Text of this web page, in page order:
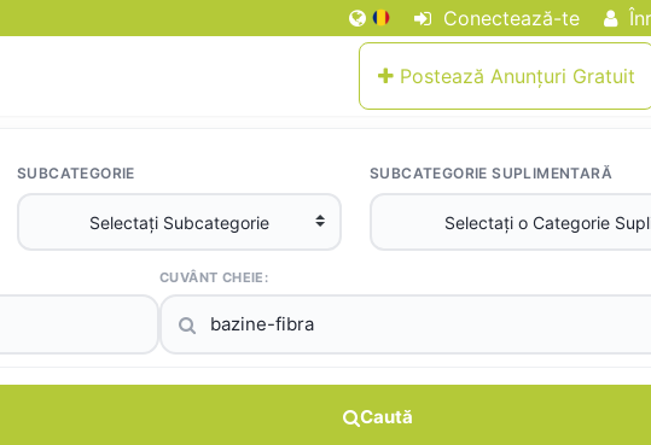
Conectează-te
Postează Anunțuri Gratuit
SUBCATEGORIE SUBCATEGORIE SUPLIMENTARĂ
CUVÂNT CHEIE:
Caută